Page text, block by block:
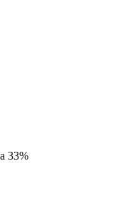
33%